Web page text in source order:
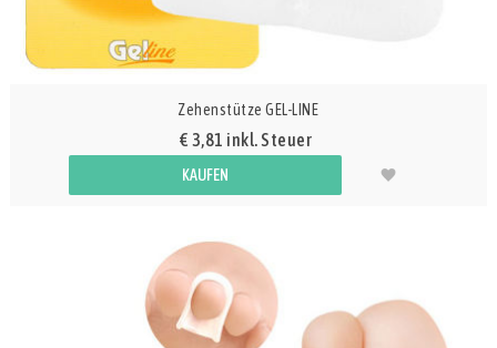
Zehenstütze GEL-LINE
€ 3,81 inkl. Steuer
KAUFEN